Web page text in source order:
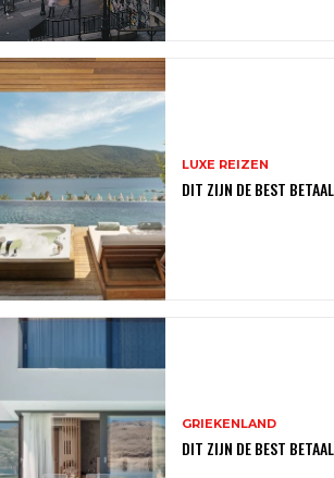
LUXE REIZEN
DIT ZIJN DE BEST
GRIEKENLAND
DIT ZIJN DE BEST